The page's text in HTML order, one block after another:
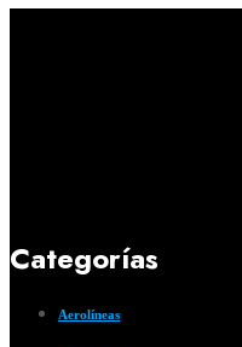
Categorías
Aerolíneas